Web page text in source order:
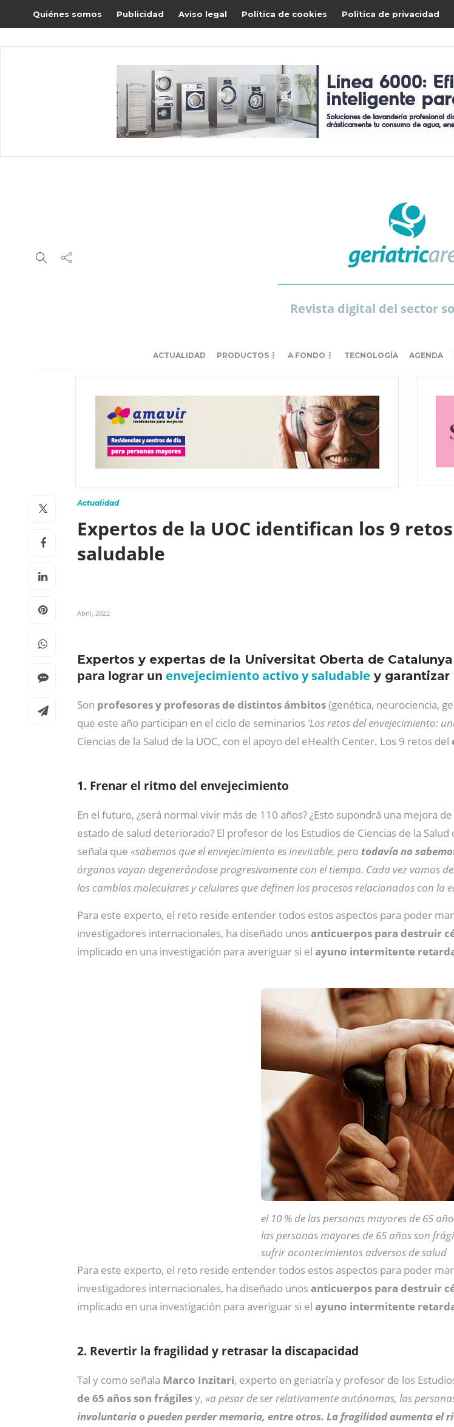
Quiénes somos Publicidad Aviso legal Política de cookies Política de privacidad
Revista digital del sector
ACTUALIDAD PRODUCTOS A FONDO TECNOLOGÍA AGENDA
Actualidad
Expertos de la UOC identifican los 9
saludable
Abril, 2022
Expertos y expertas de la Universitat Oberta de
para lograr un envejecimiento activo y saludable y garantizar
Son profesores y profesoras de distintos ámbitos(genética, neurociencia,
que este año participan en el ciclo de seminarios ‘Los retos del envejecimiento:
Ciencias de la Salud de la UOC, con el apoyo del eHealth Center. Los 9 retos del
1. Frenar el ritmo del envejecimiento
En el futuro, ¿será normal vivir más de 110 años? ¿Esto supondrá una mejora
estado de salud deteriorado? El profesor de los Estudios de Ciencias de la Salud
señala que «sabemos que el envejecimiento es inevitable, pero todavía no
órganos vayan degenerándose progresivamente con el tiempo. Cada vez vamos
los cambios moleculares y celulares que definen los procesos relacionados con la
Para este experto, el reto reside entender todos estos aspectos para poder
investigadores internacionales, ha diseñado unosanticuerpos para destruir
implicado en una investigación para averiguar si el ayuno intermitente
el 10 % de las personas mayores de 65
las personas mayores de 65 años son
sufrir acontecimientos adversos de salud
Para este experto, el reto reside entender todos estos aspectos para poder
investigadores internacionales, ha diseñado unosanticuerpos para destruir
implicado en una investigación para averiguar si el ayuno intermitente
2. Revertir la fragilidad y retrasar la discapacidad
Tal y como señala Marco Inzitari, experto en geriatría y profesor de los
de 65 años son frágilesy, «a pesar de ser relativamente autónomas, las
involuntaria o pueden perder memoria, entre otros. La fragilidad aumenta el